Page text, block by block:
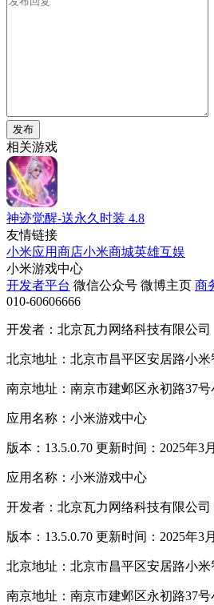
发布
相关游戏
神迹觉醒-送永久时装 4.8
友情链接
小米应用商店小米商城英雄互娱
小米游戏中心
开发者平台 微信公众号 微博主页 商
010-60606666
开发者：北京瓦力网络科技有限公司
北京地址：北京市昌平区安居路小米
南京地址：南京市建邺区永初路37
应用名称：小米游戏中心
版本：13.5.0.70 更新时间：2025年3
应用名称：小米游戏中心
开发者：北京瓦力网络科技有限公司
版本：13.5.0.70 更新时间：2025年3
北京地址：北京市昌平区安居路小米
南京地址：南京市建邺区永初路37